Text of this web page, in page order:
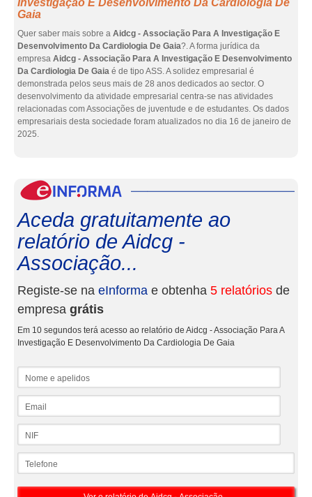
Investigação E Desenvolvimento Da Cardiologia De
Gaia
Quer saber mais sobre a Aidcg - Associação Para A Investigação E
Desenvolvimento Da Cardiologia De Gaia?. A forma jurídica da
empresa Aidcg - Associação Para A Investigação E Desenvolvimento
Da Cardiologia De Gaia é de tipo ASS. A solidez empresarial é
demonstrada pelos seus mais de 28 anos dedicados ao sector. O
desenvolvimento da atividade empresarial centra-se nas atividades
relacionadas com Associações de juventude e de estudantes. Os dados
empresariais desta sociedade foram atualizados no dia 16 de janeiro de
2025.
Aceda gratuitamente ao
relatório de Aidcg -
Associação...
Registe-se na eInforma e obtenha 5 relatórios de
empresa grátis
Em 10 segundos terá acesso ao relatório de Aidcg - Associação Para A
Investigação E Desenvolvimento Da Cardiologia De Gaia